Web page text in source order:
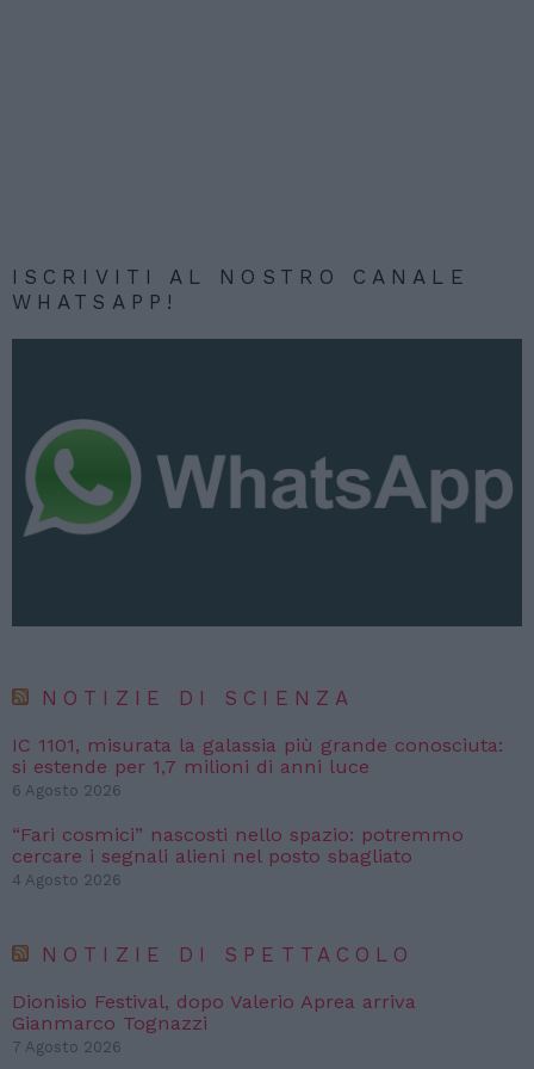
ISCRIVITI AL NOSTRO CANALE
WHATSAPP!
NOTIZIE DI SCIENZA
IC 1101, misurata la galassia più grande conosciuta:
si estende per 1,7 milioni di anni luce
6 Agosto 2026
“Fari cosmici” nascosti nello spazio: potremmo
cercare i segnali alieni nel posto sbagliato
4 Agosto 2026
NOTIZIE DI SPETTACOLO
Dionisio Festival, dopo Valerio Aprea arriva
Gianmarco Tognazzi
7 Agosto 2026